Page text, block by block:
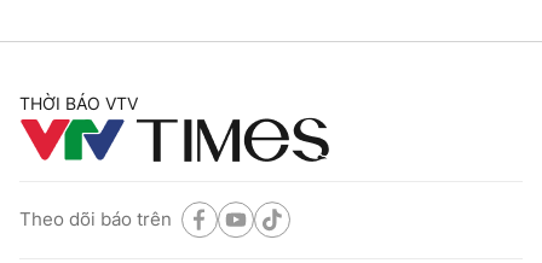
THỜI BÁO VTV
Theo dõi báo trên